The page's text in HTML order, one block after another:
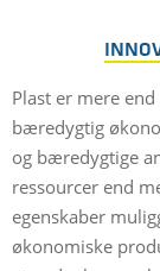
Plast er mere
bæredygtig
og bæredygtige
ressourcer end
egenskaber
økonomiske